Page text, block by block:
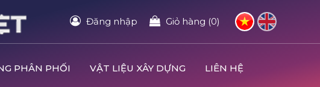
Đăng nhập Giỏ hàng (0)
PHÂN PHỐI VẬT LIỆU XÂY DỰNG LIÊN HỆ